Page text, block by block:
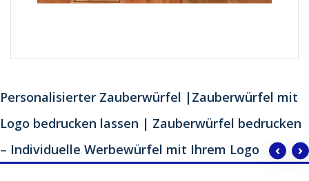
Personalisierter Zauberwürfel |Zauberwürfel mit
Logo bedrucken lassen | Zauberwürfel bedrucken
– Individuelle Werbewürfel mit Ihrem Logo